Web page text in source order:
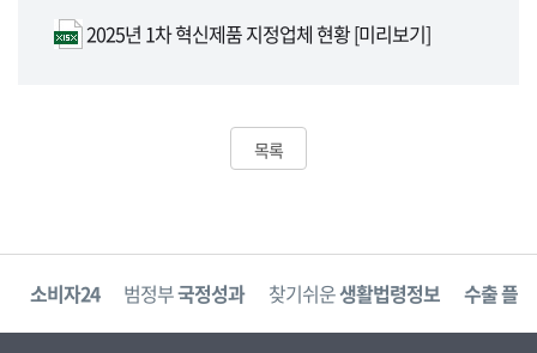
2025년 1차 혁신제품 지정업체 현황[미리보기]
목록
소비자24 범정부국정성과 찾기쉬운생활법령정보 수출 플